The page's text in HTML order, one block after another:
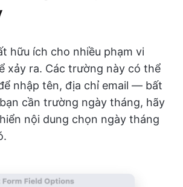
hữu ích cho nhiều phạm vi
xảy ra. Các trường này có thể
nhập tên, địa chỉ email — bất
cần trường ngày tháng, hãy
nội dung chọn ngày tháng